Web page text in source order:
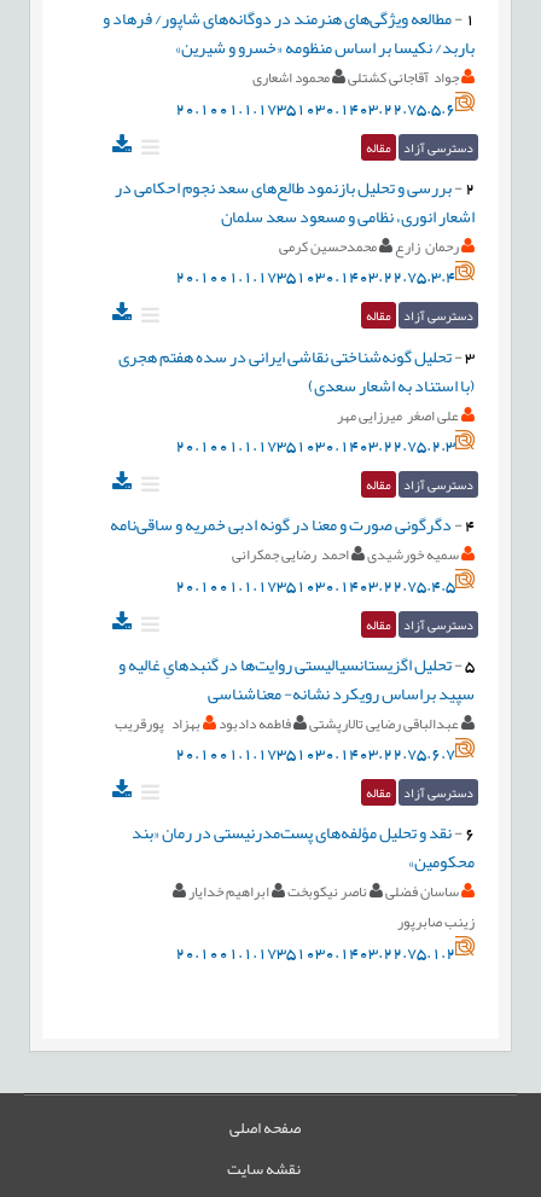
-مطالعه‌ ویژگی‌های هنرمند در دوگانه‌های شاپور/ فرهاد و
باربد/ نکیسا بر اساس منظومه «خسرو و شیرین»
جواد آقاجانی کشتلی محمود اشعاری
20.1001.1.17351030.1403.22.75.5.6
دسترسی آزاد مقاله
2
-بررسی و تحلیل بازنمود طالع‌های سعد نجوم احکامی در
اشعار انوری، نظامی و مسعود سعد سلمان
رحمان زارع محمدحسین کرمی
20.1001.1.17351030.1403.22.75.3.4
دسترسی آزاد مقاله
3
-تحلیل گونه‌شناختی نقاشی ایرانی در سده هفتم هجری
(با استناد به اشعار سعدی)
علی اصغر میرزایی مهر
20.1001.1.17351030.1403.22.75.2.3
دسترسی آزاد مقاله
4
-دگرگونی صورت و معنا در گونه ادبی خمریه و ساقی‌نامه
سمیه خورشیدی احمد رضایی جمکرانی
20.1001.1.17351030.1403.22.75.4.5
دسترسی آزاد مقاله
5
-تحلیل اگزیستانسیالیستی روایت‌ها در گنبدهایِ غالیه و
سپید براساس رویکرد نشانه- معناشناسی
عبدالباقی رضایی تالارپشتی فاطمه دادبود بهزاد پورقریب
20.1001.1.17351030.1403.22.75.6.7
دسترسی آزاد مقاله
6
-نقد و تحلیل مؤلفه‌های پست‌مدرنیستی در رمان «بند
محکومین»
ساسان فضلی ناصر نیکوبخت
ابراهیم خدایار
زینب صابرپور
20.1001.1.17351030.1403.22.75.1.2
صفحه اصلی
نقشه سایت